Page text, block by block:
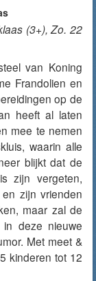
(3+), Zo. 22
van Koning
Frandolien en
op de
heeft al laten
mee te nemen
waarin alle
blijkt dat de
zijn vergeten,
zijn vrienden
maar zal de
deze nieuwe
Met meet &
kinderen tot 12